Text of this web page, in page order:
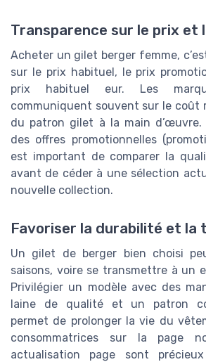
Transparence sur le prix et
Acheter un gilet berger femme,
sur le prix habituel, le prix
prix habituel eur. Les
communiquent souvent sur le coût
du patron gilet à la main
des offres promotionnelles
est important de comparer la
avant de céder à une sélection
nouvelle collection.
Favoriser la durabilité et la
Un gilet de berger bien choisi
saisons, voire se transmettre à un
Privilégier un modèle avec des
laine de qualité et un patron
permet de prolonger la vie du
consommatrices sur la page
actualisation page sont